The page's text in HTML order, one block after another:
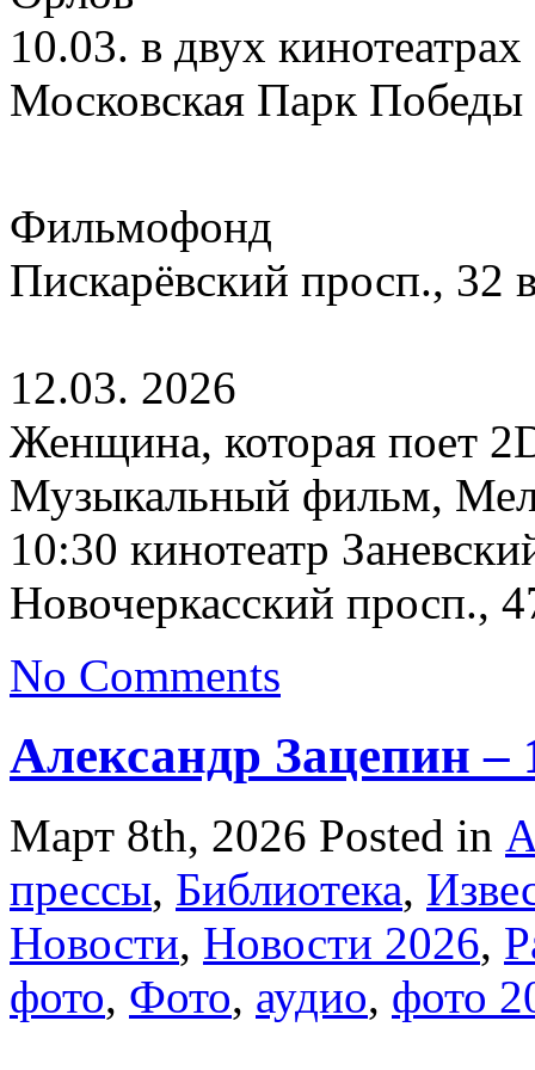
10.03. в двух
Московская Парк
Фильмофонд
Пискарёвский просп., 32
12.03. 2026
Женщина, которая поет
Музыкальный фильм,
10:30 кинотеатр
Новочеркасский просп.,
No Comments
Александр Зацепин –
Март 8th, 2026 Posted in
прессы, Библиотека,
Новости, Новости 2026,
фото, Фото, аудио, фото